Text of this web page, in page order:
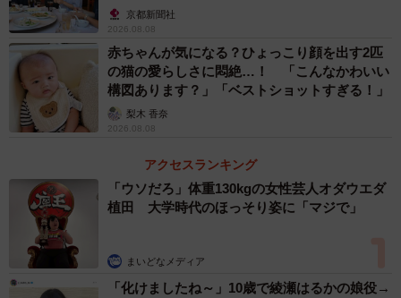
――ユキちゃんが甘がみするようになったのは？
「教育的指導（しつけ）のようなものかなと。サンがユキ
にべったりしているので」
京都新聞社
2026.08.08
赤ちゃんが気になる？ひょっこり顔を出す2匹
の猫の愛らしさに悶絶…！ 「こんなかわいい
構図あります？」「ベストショットすぎる！」
梨木 香奈
2026.08.08
アクセスランキング
「ウソだろ」体重130kgの女性芸人オダウエダ
植田 大学時代のほっそり姿に「マジで」
まいどなメディア
「化けましたね～」10歳で綾瀬はるかの娘役→